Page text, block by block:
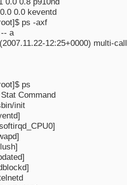
0.0 keventd
ps -axf
a
12:25+0000) multi-
ps
Command
init